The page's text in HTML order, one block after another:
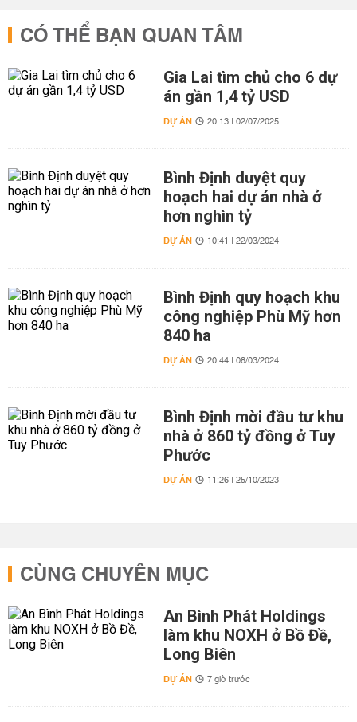
CÓ THỂ BẠN QUAN TÂM
Gia Lai tìm chủ cho 6 dự
án gần 1,4 tỷ USD
DỰ ÁN 20:13 | 02/07/2025
Bình Định duyệt quy
hoạch hai dự án nhà ở
hơn nghìn tỷ
DỰ ÁN 10:41 | 22/03/2024
Bình Định quy hoạch khu
công nghiệp Phù Mỹ hơn
840 ha
DỰ ÁN 20:44 | 08/03/2024
Bình Định mời đầu tư khu
nhà ở 860 tỷ đồng ở Tuy
Phước
DỰ ÁN 11:26 | 25/10/2023
CÙNG CHUYÊN MỤC
An Bình Phát Holdings
làm khu NOXH ở Bồ Đề,
Long Biên
DỰ ÁN 7 giờ trước